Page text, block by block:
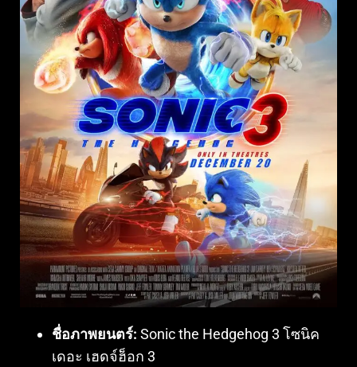
ชื่อภาพยนตร์: Sonic the Hedgehog 3 โซนิค
เดอะ เฮดจ์ฮ็อก 3